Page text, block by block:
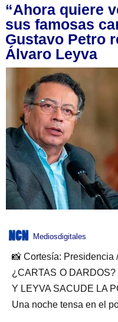
“Ahora quiere
sus famosas
Gustavo Petro
Álvaro Leyva
Mediosdigitales
📸 Cortesía: Presidencia
¿CARTAS O
Y LEYVA SACUDE LA
Una noche tensa en el